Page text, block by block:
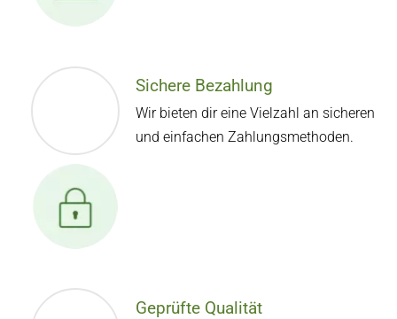
Sichere Bezahlung
Wir bieten dir eine Vielzahl an sicheren
und einfachen Zahlungsmethoden.
Geprüfte Qualität